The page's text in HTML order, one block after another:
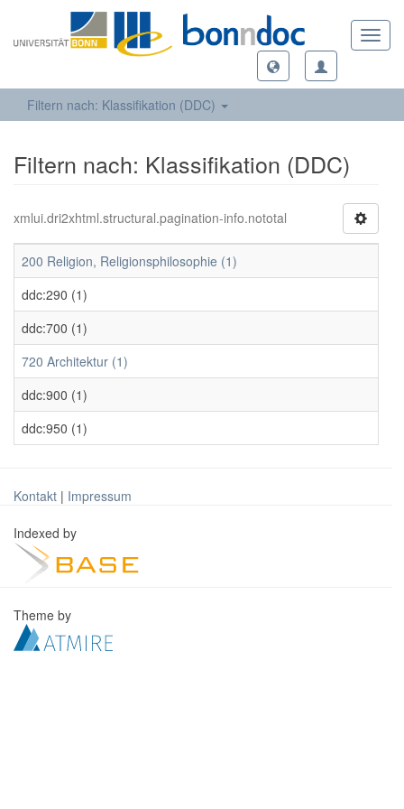
Filtern nach: Klassifikation (DDC)
Filtern nach: Klassifikation (DDC)
xmlui.dri2xhtml.structural.pagination-info.nototal
200 Religion, Religionsphilosophie (1)
ddc:290 (1)
ddc:700 (1)
720 Architektur (1)
ddc:900 (1)
ddc:950 (1)
Kontakt | Impressum
Indexed by
Theme by